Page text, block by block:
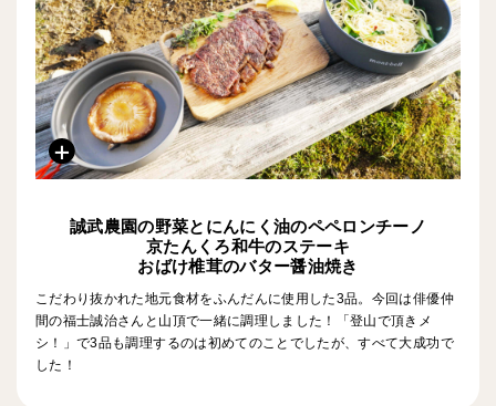
誠武農園の野菜とにんにく油のペペロンチーノ
京たんくろ和牛のステーキ
おばけ椎茸のバター醤油焼き
こだわり抜かれた地元食材をふんだんに使用した3品。今回は俳優仲
間の福士誠治さんと山頂で一緒に調理しました！「登山で頂きメ
シ！」で3品も調理するのは初めてのことでしたが、すべて大成功で
した！